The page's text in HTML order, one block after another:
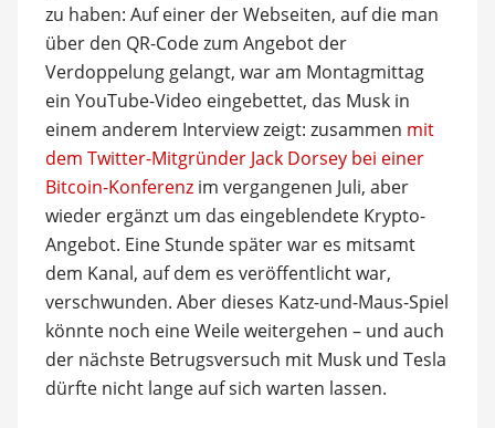
zu haben: Auf einer der Webseiten, auf die man
über den QR-Code zum Angebot der
Verdoppelung gelangt, war am Montagmittag
ein YouTube-Video eingebettet, das Musk in
einem anderem Interview zeigt: zusammen mit
dem Twitter-Mitgründer Jack Dorsey bei einer
Bitcoin-Konferenzim vergangenen Juli, aber
wieder ergänzt um das eingeblendete Krypto-
Angebot. Eine Stunde später war es mitsamt
dem Kanal, auf dem es veröffentlicht war,
verschwunden. Aber dieses Katz-und-Maus-Spiel
könnte noch eine Weile weitergehen – und auch
der nächste Betrugsversuch mit Musk und Tesla
dürfte nicht lange auf sich warten lassen.